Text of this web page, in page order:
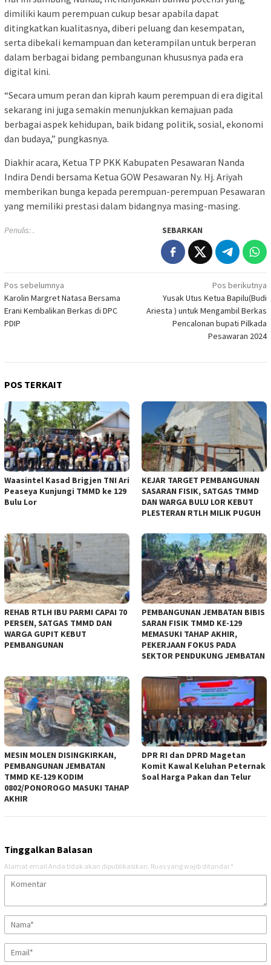
dimiliki kaum perempuan cukup besar apabila dapat
ditingkatkan kualitasnya, diberi peluang dan kesempatan,
serta dibekali kemampuan dan keterampilan untuk berperan
dalam berbagai bidang pembangunan khususnya pada era
digital kini.
“Secara umum peran dan kiprah kaum perempuan di era digital
sekarang ini juga semakin menunjukkan kemajuan pada
berbagai aspek kehidupan, baik bidang politik, sosial, ekonomi
dan budaya,” pungkasnya.
Diakhir acara, Ketua TP PKK Kabupaten Pesawaran Nanda
Indira Dendi bersama Ketua GOW Pesawaran Ny. Hj. Ariyah
memberikan bunga kepada perempuan-perempuan Pesawaran
yang memiliki prestasi dalam bidangnya masing-masing.
Penulis: . SEBARKAN
Navigasi
pos
Pos sebelumnya
Karolin Margret Natasa Bersama
Erani Kembalikan Berkas di DPC
PDIP
Pos berikutnya
Yusak Utus Ketua Bapilu(Budi
Ariesta ) untuk Mengambil Berkas
Pencalonan bupati Pilkada
Pesawaran 2024
POS TERKAIT
Waasintel Kasad Brigjen TNI Ari
Peaseya Kunjungi TMMD ke 129
Bulu Lor
KEJAR TARGET PEMBANGUNAN
SASARAN FISIK, SATGAS TMMD
DAN WARGA BULU LOR KEBUT
PLESTERAN RTLH MILIK PUGUH
REHAB RTLH IBU PARMI CAPAI 70
PERSEN, SATGAS TMMD DAN
WARGA GUPIT KEBUT
PEMBANGUNAN
PEMBANGUNAN JEMBATAN BIBIS
SARAN FISIK TMMD KE-129
MEMASUKI TAHAP AKHIR,
PEKERJAAN FOKUS PADA
SEKTOR PENDUKUNG JEMBATAN
MESIN MOLEN DISINGKIRKAN,
PEMBANGUNAN JEMBATAN
TMMD KE-129 KODIM
0802/PONOROGO MASUKI TAHAP
AKHIR
DPR RI dan DPRD Magetan
Komit Kawal Keluhan Peternak
Soal Harga Pakan dan Telur
Tinggalkan Balasan
Alamat email Anda tidak akan dipublikasikan. Ruas yang wajib ditandai *